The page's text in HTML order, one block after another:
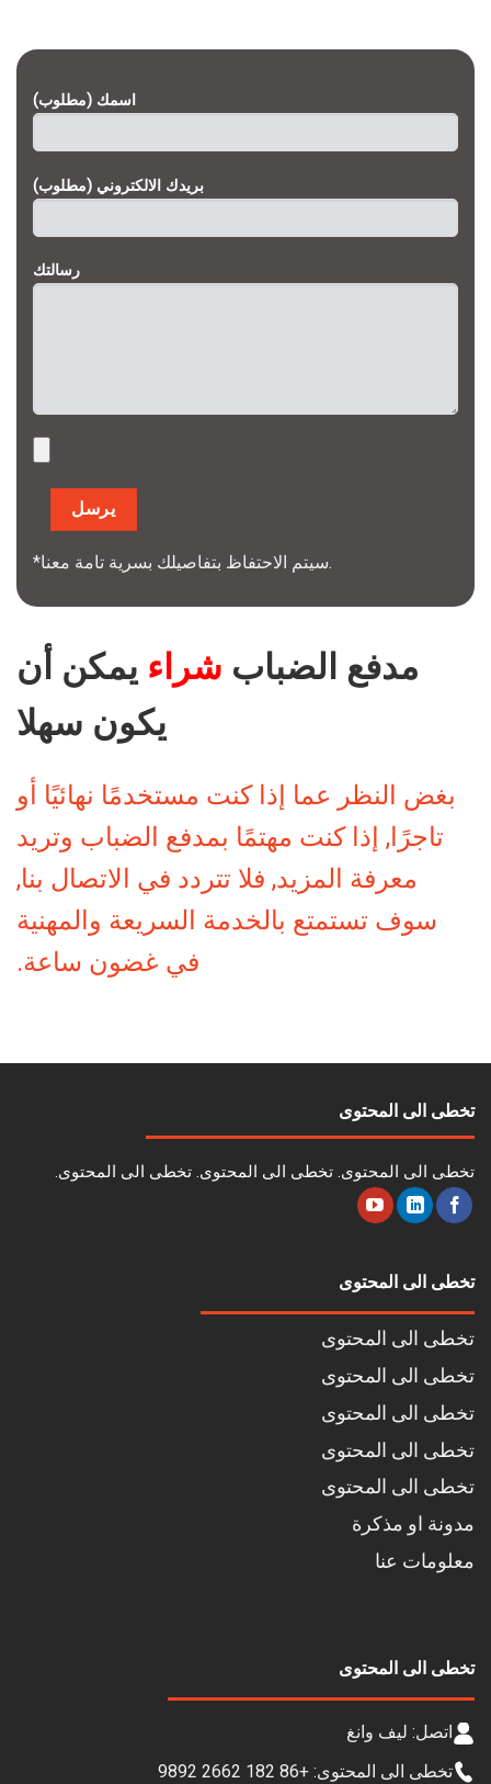
مدفع الضباب شراء يمكن أن
يكون سهلا
بغض النظر عما إذا كنت مستخدمًا نهائيًا أو
تاجرًا, إذا كنت مهتمًا بمدفع الضباب وتريد
معرفة المزيد, فلا تتردد في الاتصال بنا,
سوف تستمتع بالخدمة السريعة والمهنية
في غضون ساعة.
اسمك (مطلوب)
بريدك الالكتروني (مطلوب)
رسالتك
تخطى الى المحتوى
تخطى الى المحتوى. تخطى الى المحتوى. تخطى الى المحتوى.
تخطى الى المحتوى
تخطى الى المحتوى
تخطى الى المحتوى
تخطى الى المحتوى
تخطى الى المحتوى
تخطى الى المحتوى
مدونة او مذكرة
معلومات عنا
تخطى الى المحتوى
اتصل: ليف وانغ
تخطى الى المحتوى: +86 182 2662 9892